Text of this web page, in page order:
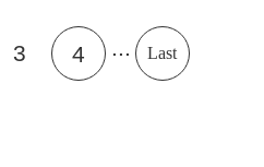
3 4 ... Last